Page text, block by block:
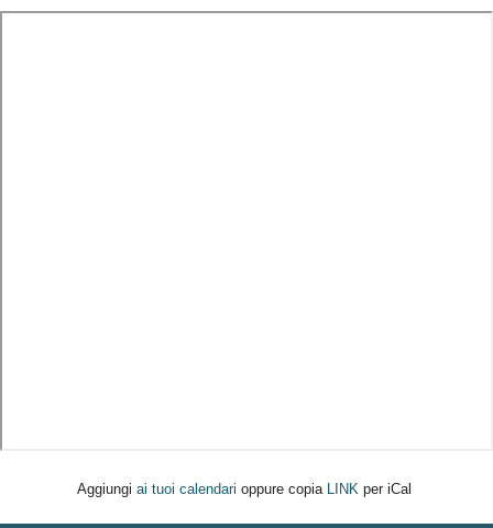
Aggiungi ai tuoi calendari oppure copia LINK per iCal